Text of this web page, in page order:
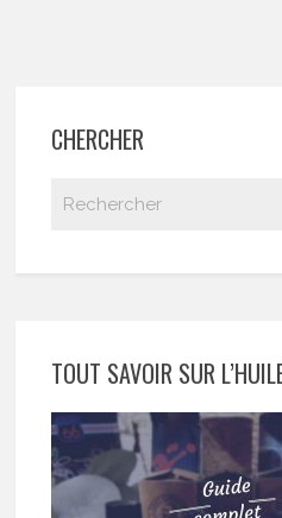
CHERCHER
TOUT SAVOIR SUR